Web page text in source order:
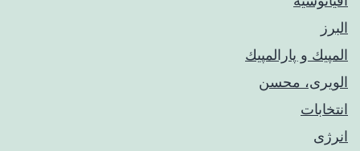
البرز
المپيك و پارالمپيك
الویری، محسن
انتخابات
انرژی